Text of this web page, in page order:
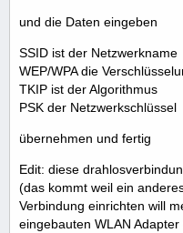
und die Daten eingeben
SSID ist der Netzwerkname
WEP/WPA die
TKIP ist der Algorithmus
PSK der Netzwerkschlüssel
übernehmen und fertig
Edit: diese
(das kommt weil ein
Verbindung einrichten will
eingebauten WLAN